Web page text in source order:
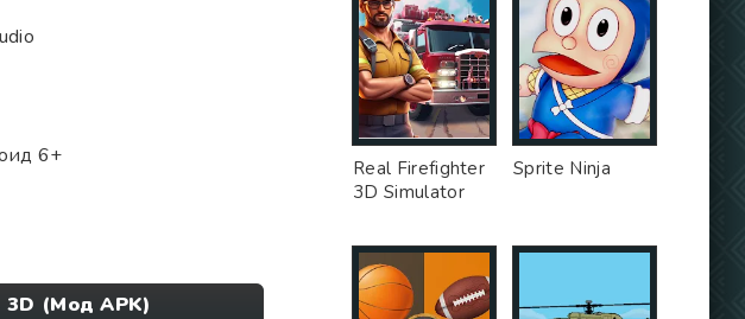
6+
3D (Мод APK)
Real Firefighter
3D Simulator
Sprite Ninja